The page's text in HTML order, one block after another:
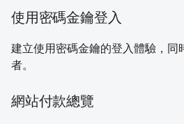
使用密碼金鑰登入
建立使用密碼金鑰的登入體驗，同
者。
網站付款總覽